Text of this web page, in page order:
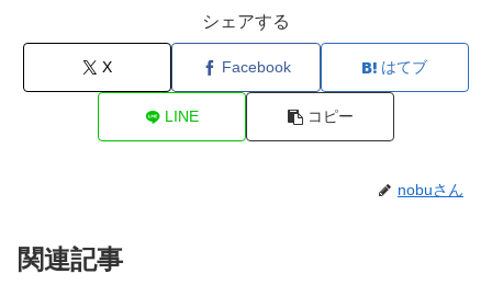
シェアする
X Facebook はてブ
LINE コピー
nobuさん
関連記事